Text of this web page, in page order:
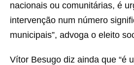
nacionais ou comunitárias, é
intervenção num número
municipais”, advoga o eleito
Vítor Besugo diz ainda que “é